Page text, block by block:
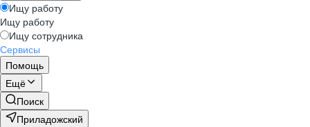
Ищу работу
Ищу работу
Ищу сотрудника
Сервисы
Помощь
Ещё
Поиск
Приладожский